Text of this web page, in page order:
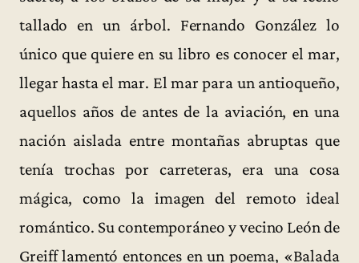
tallado en un árbol. Fernando González lo
único que quiere en su libro es conocer el mar,
llegar hasta el mar. El mar para un antioqueño,
aquellos años de antes de la aviación, en una
nación aislada entre montañas abruptas que
tenía trochas por carreteras, era una cosa
mágica, como la imagen del remoto ideal
romántico. Su contemporáneo y vecino León de
Greiff lamentó entonces en un poema, «Balada